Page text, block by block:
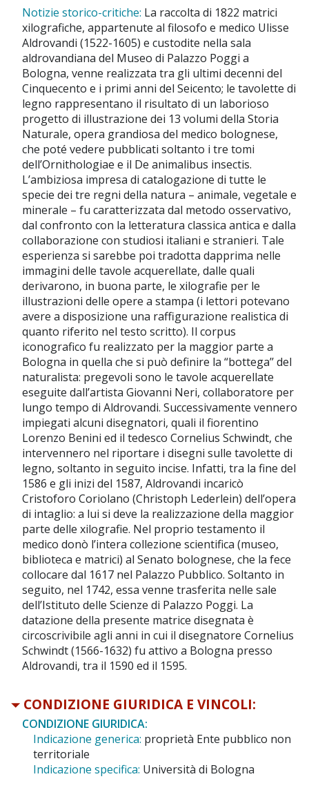
Notizie storico-critiche: La raccolta di 1822 matrici
xilografiche, appartenute al filosofo e medico Ulisse
Aldrovandi (1522-1605) e custodite nella sala
aldrovandiana del Museo di Palazzo Poggi a
Bologna, venne realizzata tra gli ultimi decenni del
Cinquecento e i primi anni del Seicento; le tavolette di
legno rappresentano il risultato di un laborioso
progetto di illustrazione dei 13 volumi della Storia
Naturale, opera grandiosa del medico bolognese,
che poté vedere pubblicati soltanto i tre tomi
dell’Ornithologiae e il De animalibus insectis.
L’ambiziosa impresa di catalogazione di tutte le
specie dei tre regni della natura – animale, vegetale e
minerale – fu caratterizzata dal metodo osservativo,
dal confronto con la letteratura classica antica e dalla
collaborazione con studiosi italiani e stranieri. Tale
esperienza si sarebbe poi tradotta dapprima nelle
immagini delle tavole acquerellate, dalle quali
derivarono, in buona parte, le xilografie per le
illustrazioni delle opere a stampa (i lettori potevano
avere a disposizione una raffigurazione realistica di
quanto riferito nel testo scritto). Il corpus
iconografico fu realizzato per la maggior parte a
Bologna in quella che si può definire la “bottega’’ del
naturalista: pregevoli sono le tavole acquerellate
eseguite dall’artista Giovanni Neri, collaboratore per
lungo tempo di Aldrovandi. Successivamente vennero
impiegati alcuni disegnatori, quali il fiorentino
Lorenzo Benini ed il tedesco Cornelius Schwindt, che
intervennero nel riportare i disegni sulle tavolette di
legno, soltanto in seguito incise. Infatti, tra la fine del
1586 e gli inizi del 1587, Aldrovandi incaricò
Cristoforo Coriolano (Christoph Lederlein) dell’opera
di intaglio: a lui si deve la realizzazione della maggior
parte delle xilografie. Nel proprio testamento il
medico donò l’intera collezione scientifica (museo,
biblioteca e matrici) al Senato bolognese, che la fece
collocare dal 1617 nel Palazzo Pubblico. Soltanto in
seguito, nel 1742, essa venne trasferita nelle sale
dell’Istituto delle Scienze di Palazzo Poggi. La
datazione della presente matrice disegnata è
circoscrivibile agli anni in cui il disegnatore Cornelius
Schwindt (1566-1632) fu attivo a Bologna presso
Aldrovandi, tra il 1590 ed il 1595.
CONDIZIONE GIURIDICA E VINCOLI:
CONDIZIONE GIURIDICA:
Indicazione generica: proprietà Ente pubblico non
territoriale
Indicazione specifica: Università di Bologna